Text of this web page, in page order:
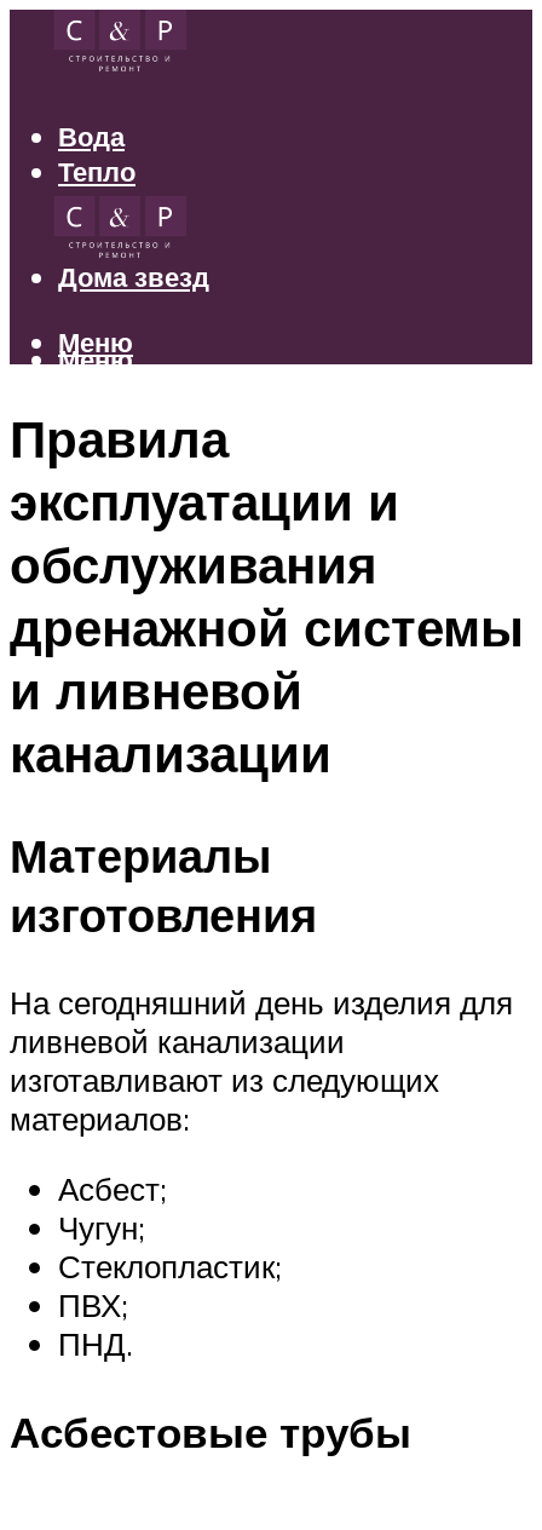
Вода
Тепло
Электрика
Свет
Дома звезд
Меню
Меню
Правила
эксплуатации и
обслуживания
дренажной системы
и ливневой
канализации
Материалы
изготовления
На сегодняшний день изделия для
ливневой канализации
изготавливают из следующих
материалов:
Асбест;
Чугун;
Стеклопластик;
ПВХ;
ПНД.
Асбестовые трубы